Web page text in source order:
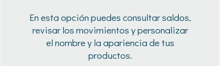
En esta opción puedes consultar saldos,
revisar los movimientos y personalizar
el nombre y la apariencia de tus
productos.